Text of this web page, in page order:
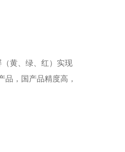
黄、绿、红）实现
品，国产品精度高，